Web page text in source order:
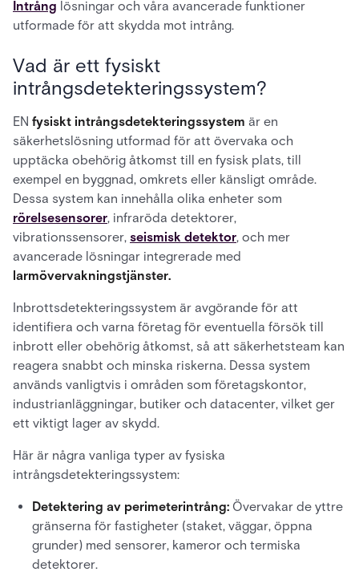
Intrång lösningar och våra avancerade funktioner
utformade för att skydda mot intrång.
Vad är ett fysiskt
intrångsdetekteringssystem?
EN fysiskt intrångsdetekteringssystem är en
säkerhetslösning utformad för att övervaka och
upptäcka obehörig åtkomst till en fysisk plats, till
exempel en byggnad, omkrets eller känsligt område.
Dessa system kan innehålla olika enheter som
rörelsesensorer, infraröda detektorer,
vibrationssensorer, seismisk detektor, och mer
avancerade lösningar integrerade med
larmövervakningstjänster.
Inbrottsdetekteringssystem är avgörande för att
identifiera och varna företag för eventuella försök till
inbrott eller obehörig åtkomst, så att säkerhetsteam kan
reagera snabbt och minska riskerna. Dessa system
används vanligtvis i områden som företagskontor,
industrianläggningar, butiker och datacenter, vilket ger
ett viktigt lager av skydd.
Här är några vanliga typer av fysiska
intrångsdetekteringssystem:
Detektering av perimeterintrång: Övervakar de yttre
gränserna för fastigheter (staket, väggar, öppna
grunder) med sensorer, kameror och termiska
detektorer.